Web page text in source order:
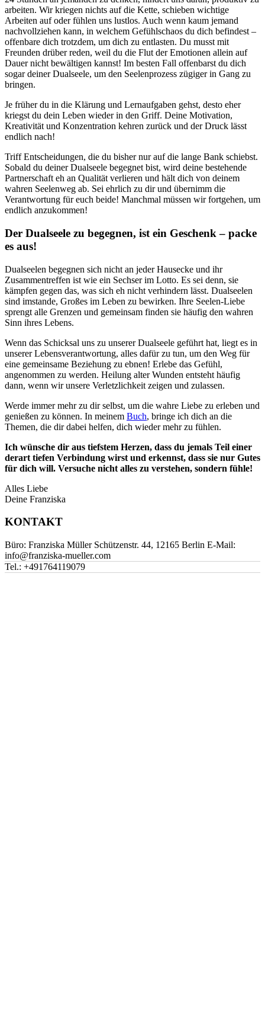
arbeiten. Wir kriegen nichts auf die Kette, schieben wichtige
Arbeiten auf oder fühlen uns lustlos. Auch wenn kaum jemand
nachvollziehen kann, in welchem Gefühlschaos du dich befindest –
offenbare dich trotzdem, um dich zu entlasten. Du musst mit
Freunden drüber reden, weil du die Flut der Emotionen allein auf
Dauer nicht bewältigen kannst! Im besten Fall offenbarst du dich
sogar deiner Dualseele, um den Seelenprozess zügiger in Gang zu
bringen.
Je früher du in die Klärung und Lernaufgaben gehst, desto eher
kriegst du dein Leben wieder in den Griff. Deine Motivation,
Kreativität und Konzentration kehren zurück und der Druck lässt
endlich nach!
Triff Entscheidungen, die du bisher nur auf die lange Bank schiebst.
Sobald du deiner Dualseele begegnet bist, wird deine bestehende
Partnerschaft eh an Qualität verlieren und hält dich von deinem
wahren Seelenweg ab. Sei ehrlich zu dir und übernimm die
Verantwortung für euch beide! Manchmal müssen wir fortgehen, um
endlich anzukommen!
Der Dualseele zu begegnen, ist ein Geschenk – packe
es aus!
Dualseelen begegnen sich nicht an jeder Hausecke und ihr
Zusammentreffen ist wie ein Sechser im Lotto. Es sei denn, sie
kämpfen gegen das, was sich eh nicht verhindern lässt. Dualseelen
sind imstande, Großes im Leben zu bewirken. Ihre Seelen-Liebe
sprengt alle Grenzen und gemeinsam finden sie häufig den wahren
Sinn ihres Lebens.
Wenn das Schicksal uns zu unserer Dualseele geführt hat, liegt es in
unserer Lebensverantwortung, alles dafür zu tun, um den Weg für
eine gemeinsame Beziehung zu ebnen! Erlebe das Gefühl,
angenommen zu werden. Heilung alter Wunden entsteht häufig
dann, wenn wir unsere Verletzlichkeit zeigen und zulassen.
Werde immer mehr zu dir selbst, um die wahre Liebe zu erleben und
genießen zu können. In meinem Buch, bringe ich dich an die
Themen, die dir dabei helfen, dich wieder mehr zu fühlen.
Ich wünsche dir aus tiefstem Herzen, dass du jemals Teil einer
derart tiefen Verbindung wirst und erkennst, dass sie nur Gutes
für dich will. Versuche nicht alles zu verstehen, sondern fühle!
Alles Liebe
Deine Franziska
KONTAKT
Büro: Franziska Müller Schützenstr. 44, 12165 Berlin E-Mail:
info@franziska-mueller.com
Tel.: +491764119079